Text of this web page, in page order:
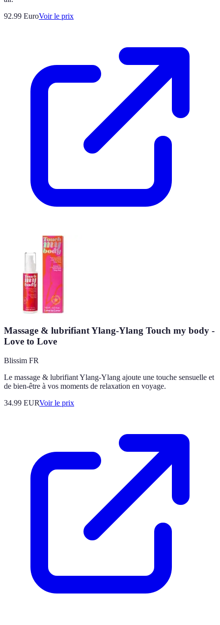
92.99 EuroVoir le prix
Massage & lubrifiant Ylang-Ylang Touch my body -
Love to Love
Blissim FR
Le massage & lubrifiant Ylang-Ylang ajoute une touche sensuelle et
de bien-être à vos moments de relaxation en voyage.
34.99 EURVoir le prix